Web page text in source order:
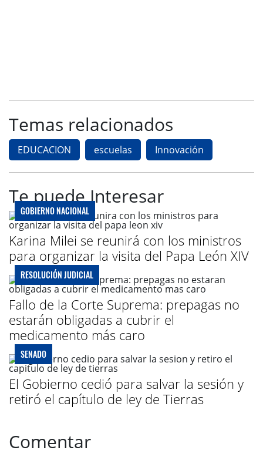
Temas relacionados
EDUCACION escuelas Innovación
Te puede Interesar
GOBIERNO NACIONAL
Karina Milei se reunirá con los ministros
para organizar la visita del Papa León XIV
RESOLUCIÓN JUDICIAL
Fallo de la Corte Suprema: prepagas no
estarán obligadas a cubrir el
medicamento más caro
SENADO
El Gobierno cedió para salvar la sesión y
retiró el capítulo de ley de Tierras
Comentar